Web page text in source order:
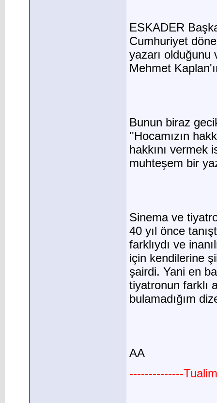
ESKADER
Cumhuriyet
yazarı
Mehmet
Bunun biraz
''Hocamızın
hakkını vermek
muhteşem bir
Sinema ve
40 yıl önce
farklıydı ve
için kendilerine
şairdi. Yani en
tiyatronun farklı
bulamadığım
AA
--------------